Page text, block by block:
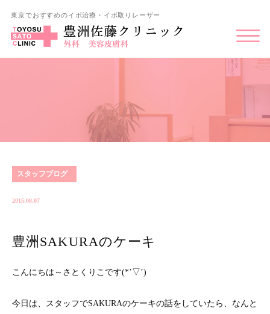
東京でおすすめのイボ治療・イボ取りレーザー
スタッフブログ
2015.08.07
豊洲SAKURAのケーキ
こんにちは～さとくりこです(*’▽’)
今日は、スタッフでSAKURAのケーキの話をしていたら、なんと